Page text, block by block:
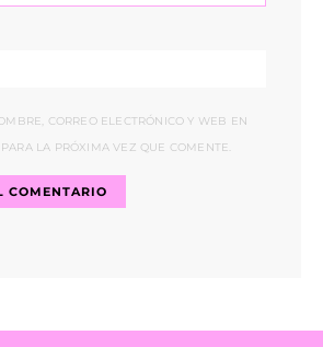
CORREO ELECTRÓNICO Y WEB EN
LA PRÓXIMA VEZ QUE COMENTE.